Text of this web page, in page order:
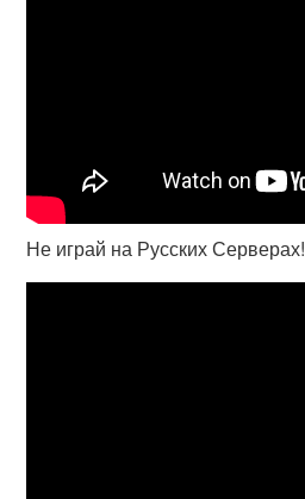
Не играй на Русских Серверах!